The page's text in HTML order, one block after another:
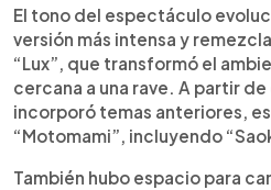
El tono del espectáculo
versión más intensa y
“Lux”, que transformó el
cercana a una rave. A partir
incorporó temas anteriores,
“Motomami”, incluyendo
También hubo espacio para